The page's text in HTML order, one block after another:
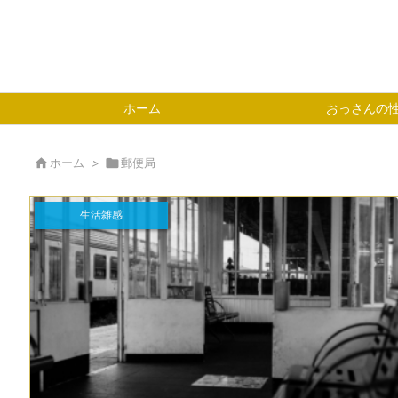
ホーム おっさんの
ホーム > 郵便局
生活雑感